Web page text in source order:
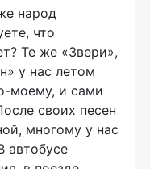
народ
что
Те же «Звери»,
у нас летом
моему, и сами
своих песен
многому у нас
автобусе